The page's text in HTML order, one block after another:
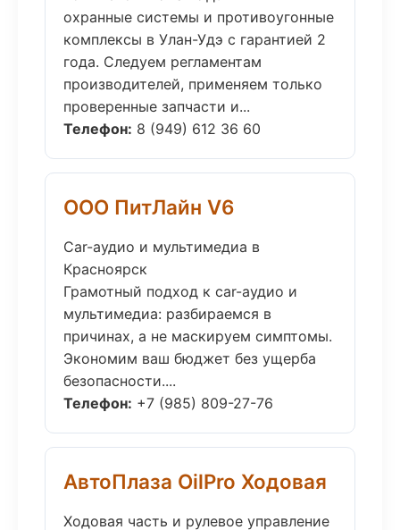
охранные системы и противоугонные
комплексы в Улан-Удэ с гарантией 2
года. Следуем регламентам
производителей, применяем только
проверенные запчасти и...
Телефон: 8 (949) 612 36 60
ООО ПитЛайн V6
Car-аудио и мультимедиа в
Красноярск
Грамотный подход к car-аудио и
мультимедиа: разбираемся в
причинах, а не маскируем симптомы.
Экономим ваш бюджет без ущерба
безопасности....
Телефон: +7 (985) 809-27-76
АвтоПлаза OilPro Ходовая
Ходовая часть и рулевое управление